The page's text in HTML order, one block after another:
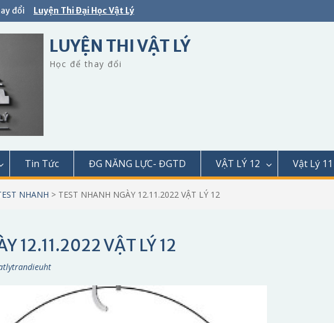
đổi Luyện Thi Đại Học Vật Lý
LUYỆN THI VẬT LÝ
Học để thay đổi
Tin Tức ĐG NĂNG LỰC- ĐGTD VẬT LÝ 12 Vật Lý 11
NHANH > TEST NHANH NGÀY 12.11.2022 VẬT LÝ 12
12.11.2022 VẬT LÝ 12